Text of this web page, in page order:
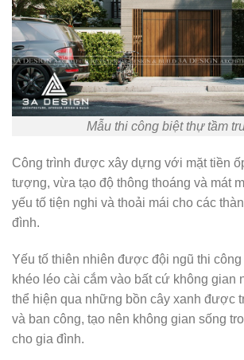
Mẫu thi công biệt thự tầm
Công trình được xây dựng với mặt tiền
tượng, vừa tạo độ thông thoáng và mát
yếu tố tiện nghi và thoải mái cho các
đình.
Yếu tố thiên nhiên được đội ngũ thi
khéo léo cài cắm vào bất cứ không gian
thể hiện qua những bồn cây xanh được
và ban công, tạo nên không gian sống
cho gia đình.